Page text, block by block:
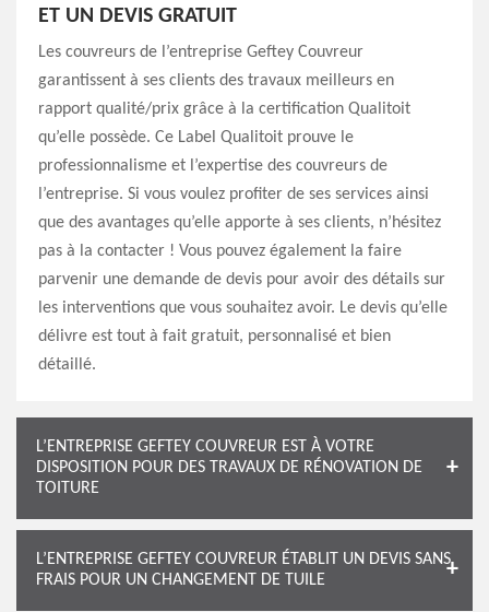
ET UN DEVIS GRATUIT
Les couvreurs de l’entreprise Geftey Couvreur
garantissent à ses clients des travaux meilleurs en
rapport qualité/prix grâce à la certification Qualitoit
qu’elle possède. Ce Label Qualitoit prouve le
professionnalisme et l’expertise des couvreurs de
l’entreprise. Si vous voulez profiter de ses services ainsi
que des avantages qu’elle apporte à ses clients, n’hésitez
pas à la contacter ! Vous pouvez également la faire
parvenir une demande de devis pour avoir des détails sur
les interventions que vous souhaitez avoir. Le devis qu’elle
délivre est tout à fait gratuit, personnalisé et bien
détaillé.
L’ENTREPRISE GEFTEY COUVREUR EST À VOTRE
DISPOSITION POUR DES TRAVAUX DE RÉNOVATION DE
TOITURE
L’ENTREPRISE GEFTEY COUVREUR ÉTABLIT UN DEVIS SANS
FRAIS POUR UN CHANGEMENT DE TUILE